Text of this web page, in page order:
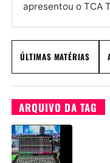
apresentou o TCA
ÚLTIMAS MATÉRIAS
ARQUIVO DA TAG